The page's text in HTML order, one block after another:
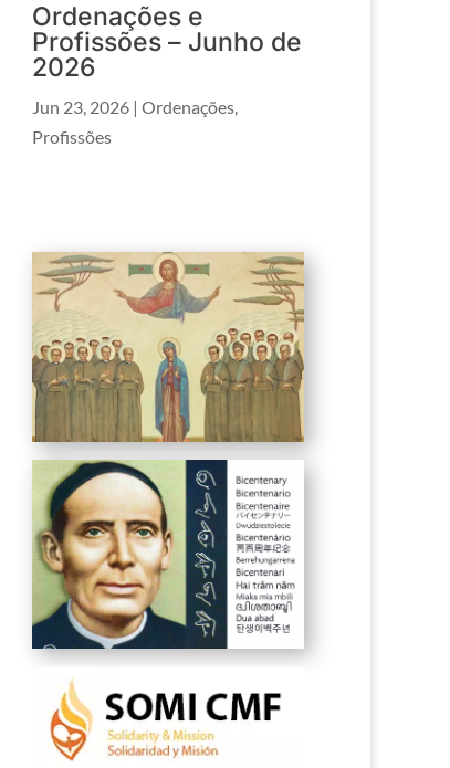
Ordenações e
Profissões – Junho de
2026
Jun 23, 2026 |Ordenações,
Profissões